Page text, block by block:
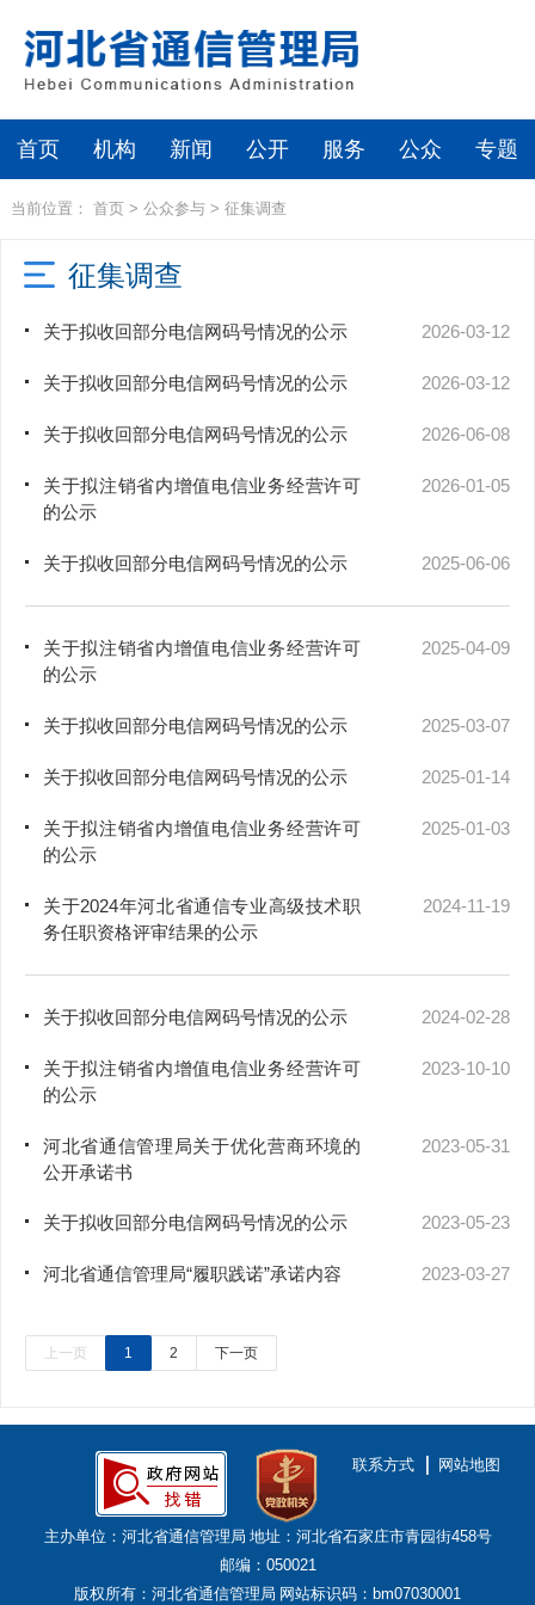
首页 机构 新闻 公开 服务 公众 专题
当前位置： 首页> 公众参与> 征集调查
征集调查
关于拟收回部分电信网码号情况的公示 2026-03-12
关于拟收回部分电信网码号情况的公示 2026-03-12
关于拟收回部分电信网码号情况的公示 2026-06-08
关于拟注销省内增值电信业务经营许可
的公示
2026-01-05
关于拟收回部分电信网码号情况的公示 2025-06-06
关于拟注销省内增值电信业务经营许可
的公示
2025-04-09
关于拟收回部分电信网码号情况的公示 2025-03-07
关于拟收回部分电信网码号情况的公示 2025-01-14
关于拟注销省内增值电信业务经营许可
的公示
2025-01-03
关于2024年河北省通信专业高级技术职
务任职资格评审结果的公示
2024-11-19
关于拟收回部分电信网码号情况的公示 2024-02-28
关于拟注销省内增值电信业务经营许可
的公示
2023-10-10
河北省通信管理局关于优化营商环境的
公开承诺书
2023-05-31
关于拟收回部分电信网码号情况的公示 2023-05-23
河北省通信管理局“履职践诺”承诺内容 2023-03-27
上一页 1 2 下一页
联系方式 网站地图
主办单位：河北省通信管理局 地址：河北省石家庄市青园街458号
邮编：050021
版权所有：河北省通信管理局 网站标识码：bm07030001